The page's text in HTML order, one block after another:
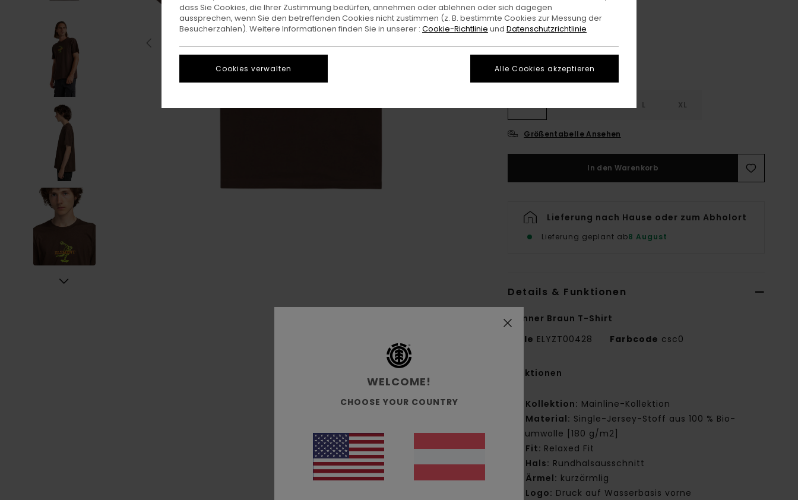
FarbeBracken
L XL
Größentabelle Ansehen
In den Warenkorb
Lieferung nach Hause oder zum Abholort
Lieferung geplant ab8 August
Details & Funktionen
Männer Braun T-Shirt
Style ELYZT00428 Farbcode csc0
Funktionen
Kollektion: Mainline-Kollektion
Material: Single-Jersey-Stoff aus 100 % Bio-
Baumwolle [180 g/m2]
Fit: Relaxed Fit
Hals: Rundhalsausschnitt
Ärmel: kurzärmlig
Logo: Druck auf Wasserbasis vorne
WELCOME!
CHOOSE YOUR COUNTRY
dass Sie Cookies, die Ihrer Zustimmung bedürfen, annehmen oder ablehnen oder sich dagegen
aussprechen, wenn Sie den betreffenden Cookies nicht zustimmen (z. B. bestimmte Cookies zur Messung der
Besucherzahlen). Weitere Informationen finden Sie in unserer : Cookie-Richtlinie und Datenschutzrichtlinie
Cookies verwalten Alle Cookies akzeptieren